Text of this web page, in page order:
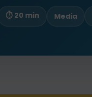
⏱ 20 min Media